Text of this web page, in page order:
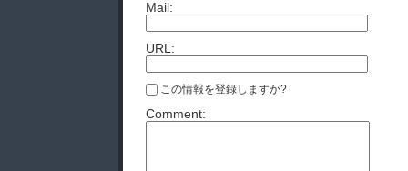
Mail:
URL:
この情報を登録しますか?
Comment: